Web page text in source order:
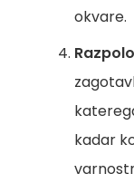
okvare.
kadar